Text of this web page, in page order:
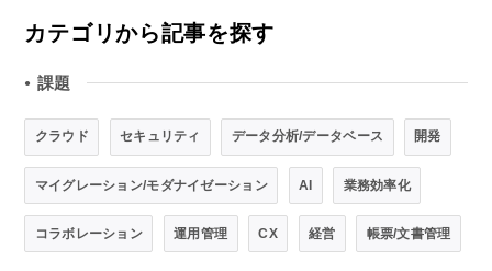
カテゴリから記事を探す
● 課題
クラウド セキュリティ データ分析/データベース 開発
マイグレーション/モダナイゼーション AI 業務効率化
コラボレーション 運用管理 CX 経営 帳票/文書管理